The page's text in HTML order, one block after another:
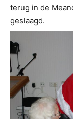
terug in de
geslaagd.